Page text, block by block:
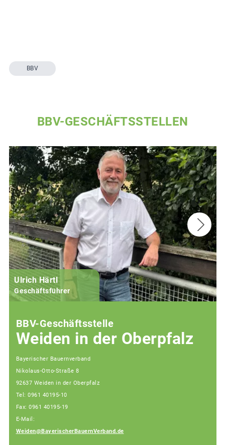
BBV
BBV-GESCHÄFTSSTELLEN
Ulrich Härtl
Geschäftsführer
BBV-Geschäftsstelle
Weiden in der Oberpfalz
Bayerischer Bauernverband
Nikolaus-Otto-Straße 8
92637 Weiden in der Oberpfalz
Tel: 0961 40195-10
Fax: 0961 40195-19
E-Mail:
Weiden@BayerischerBauernVerband.de